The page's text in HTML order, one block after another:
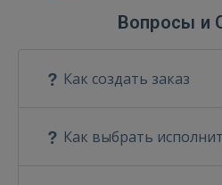
Вопросы и
Как создать заказ
Как выбрать